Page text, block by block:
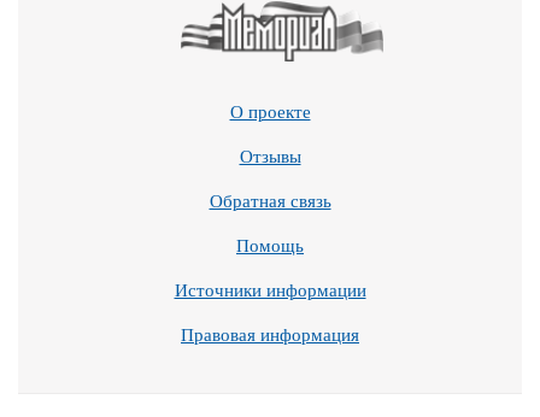
О проекте
Отзывы
Обратная связь
Помощь
Источники информации
Правовая информация